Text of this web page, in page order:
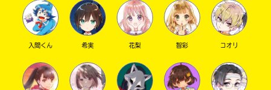
入間くん 希実 花梨 智彩 コオリ